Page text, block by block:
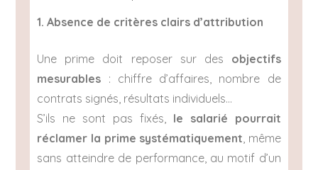
1. Absence de critères clairs d’attribution
Une prime doit reposer sur des objectifs
mesurables : chiffre d’affaires, nombre de
contrats signés, résultats individuels…
S’ils ne sont pas fixés, le salarié pourrait
réclamer la prime systématiquement, même
sans atteindre de performance, au motif d’un